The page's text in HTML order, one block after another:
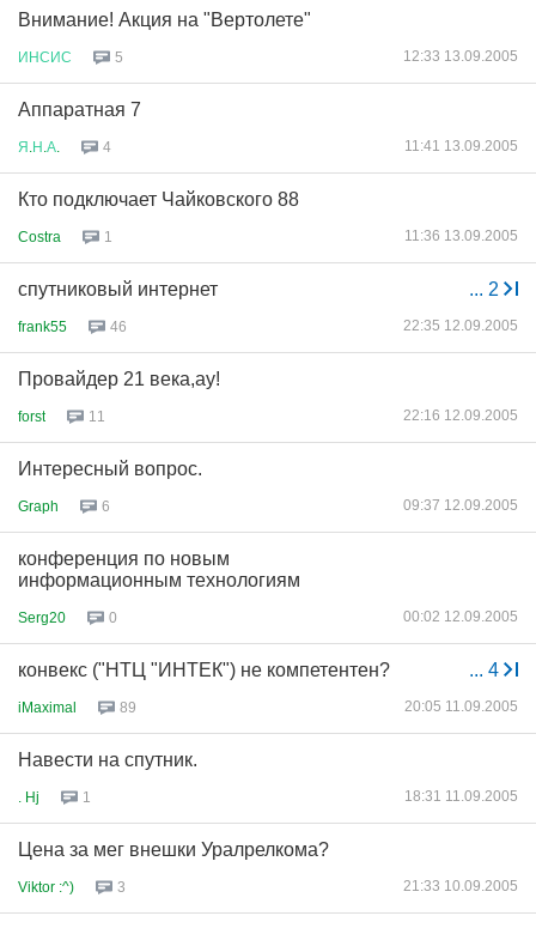
Внимание! Акция на "Вертолете"
ИНСИС 5 12:33 13.09.2005
Аппаратная 7
Я Н А 4 11:41 13.09.2005
Кто подключает Чайковского 88
Costra 1 11:36 13.09.2005
... 2
спутниковый интернет
frank55 46 22:35 12.09.2005
Провайдер 21 века,ау!
forst 11 22:16 12.09.2005
Интересный вопрос.
Graph 6 09:37 12.09.2005
конференция по новым
информационным технологиям
Serg20 0 00:02 12.09.2005
... 4
конвекс ("НТЦ "ИНТЕК") не компетентен?
iMaximal 89 20:05 11.09.2005
Навести на спутник.
. Hj 1 18:31 11.09.2005
Цена за мег внешки Уралрелкома?
Viktor :^) 3 21:33 10.09.2005